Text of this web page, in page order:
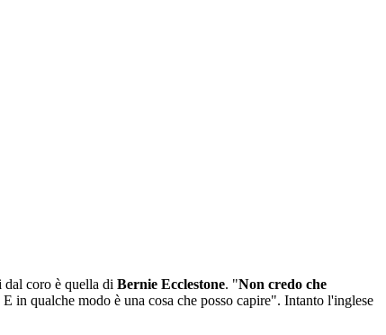
dal coro è quella di Bernie Ecclestone. "Non credo che
E in qualche modo è una cosa che posso capire". Intanto l'inglese